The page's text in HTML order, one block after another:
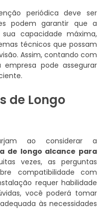
periódica deve ser
podem garantir que a
capacidade máxima,
técnicos que possam
Assim, contando com
pode assegurar
de Longo
ao considerar a
de longo alcance para
vezes, as perguntas
compatibilidade com
requer habilidade
você poderá tomar
às necessidades